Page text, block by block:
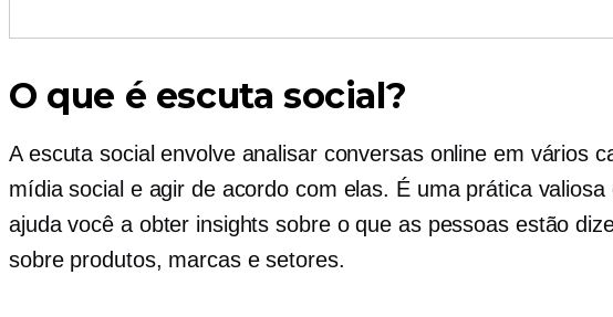
O que é escuta social?
A escuta social envolve analisar conversas online em vários
mídia social e agir de acordo com elas. É uma prática valiosa
ajuda você a obter insights sobre o que as pessoas estão
sobre produtos, marcas e setores.